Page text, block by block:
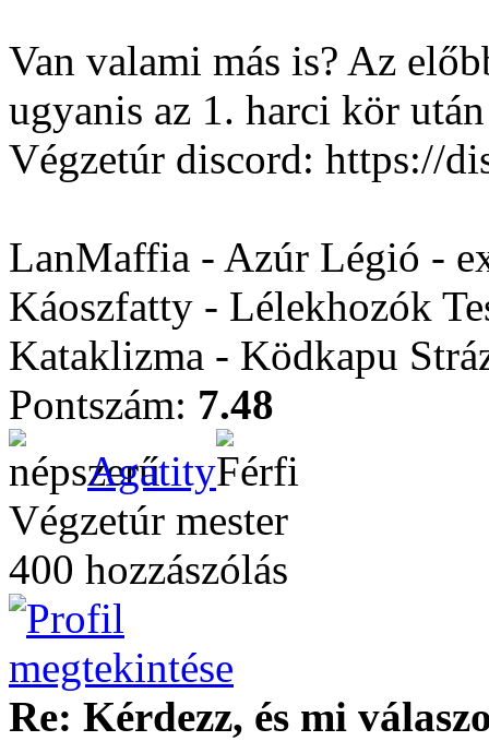
Van valami más is? Az
ugyanis az 1. harci kör
Végzetúr discord: https://
LanMaffia - Azúr Légió -
Káoszfatty - Lélekhozók
Kataklizma - Ködkapu
Pontszám: 7.48
Agatity
Végzetúr mester
400 hozzászólás
Re: Kérdezz, és mi